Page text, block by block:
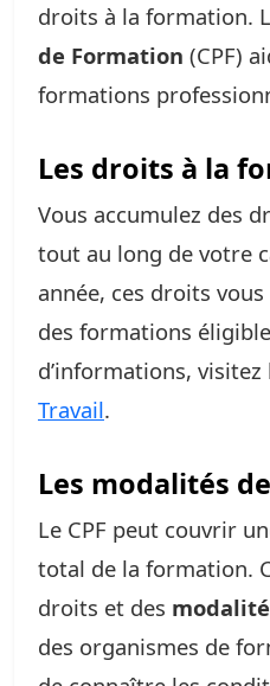
droits à la formation.
de Formation (CPF)
formations
Les droits à la
Vous accumulez des
tout au long de votre
année, ces droits
des formations
d’informations, visitez
Travail.
Les modalités
Le CPF peut couvrir
total de la formation.
droits et des
des organismes de